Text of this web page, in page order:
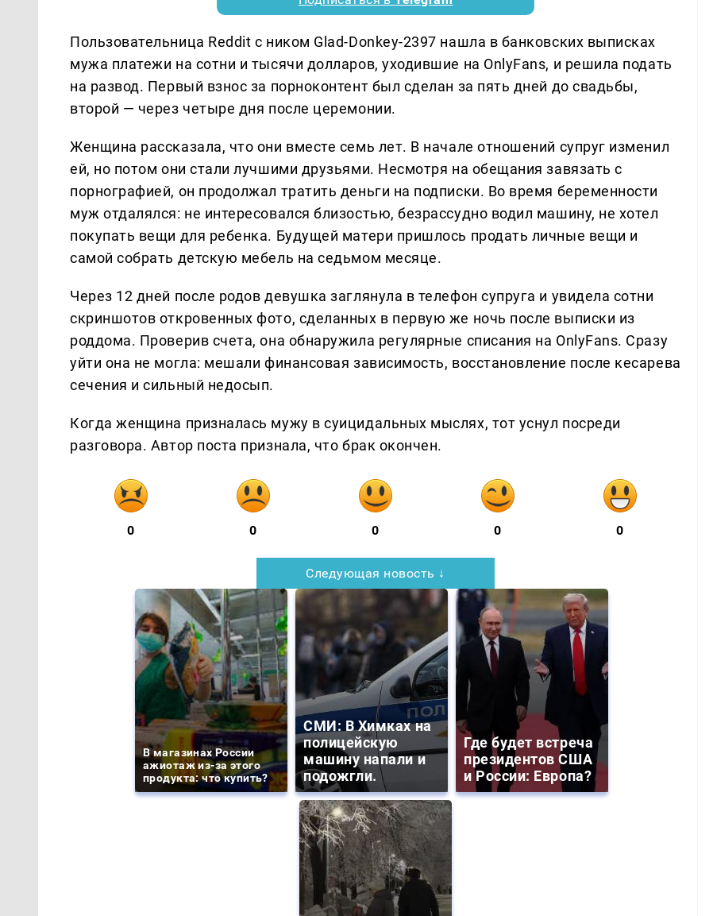
Пользовательница Reddit с ником Glad-Donkey-2397 нашла в банковских выписках
мужа платежи на сотни и тысячи долларов, уходившие на OnlyFans, и решила подать
на развод. Первый взнос за порноконтент был сделан за пять дней до свадьбы,
второй — через четыре дня после церемонии.
Женщина рассказала, что они вместе семь лет. В начале отношений супруг изменил
ей, но потом они стали лучшими друзьями. Несмотря на обещания завязать с
порнографией, он продолжал тратить деньги на подписки. Во время беременности
муж отдалялся: не интересовался близостью, безрассудно водил машину, не хотел
покупать вещи для ребенка. Будущей матери пришлось продать личные вещи и
самой собрать детскую мебель на седьмом месяце.
Через 12 дней после родов девушка заглянула в телефон супруга и увидела сотни
скриншотов откровенных фото, сделанных в первую же ночь после выписки из
роддома. Проверив счета, она обнаружила регулярные списания на OnlyFans. Сразу
уйти она не могла: мешали финансовая зависимость, восстановление после кесарева
сечения и сильный недосып.
Когда женщина призналась мужу в суицидальных мыслях, тот уснул посреди
разговора. Автор поста признала, что брак окончен.
0 0 0 0 0
Следующая новость ↓
В магазинах России
ажиотаж из-за этого
продукта: что купить?
СМИ: В Химках на
полицейскую
машину напали и
подожгли.
Где будет встреча
президентов США
и России: Европа?